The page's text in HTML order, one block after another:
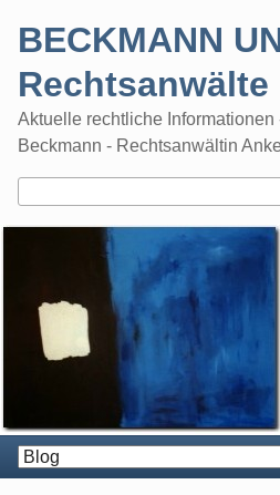
BECKMANN
Aktuelle rechtliche
Beckmann - Rechtsanwältin